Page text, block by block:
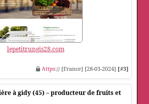
lepetitrungis28.com
https:// [France] [28-03-2024] [#3]
à gidy (45) – producteur de fruits et